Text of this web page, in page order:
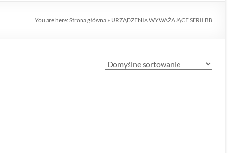
You are here: Strona główna » URZĄDZENIA WYWAŻAJĄCE SERII BB